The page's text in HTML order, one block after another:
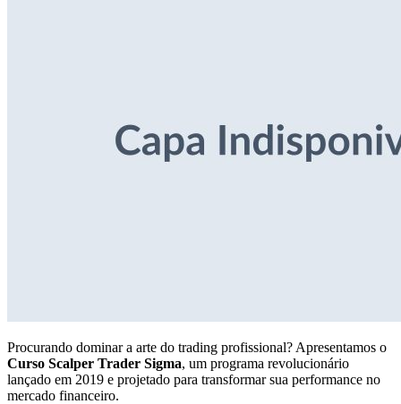
Procurando dominar a arte do trading profissional? Apresentamos o
Curso Scalper Trader Sigma, um programa revolucionário
lançado em 2019 e projetado para transformar sua performance no
mercado financeiro.